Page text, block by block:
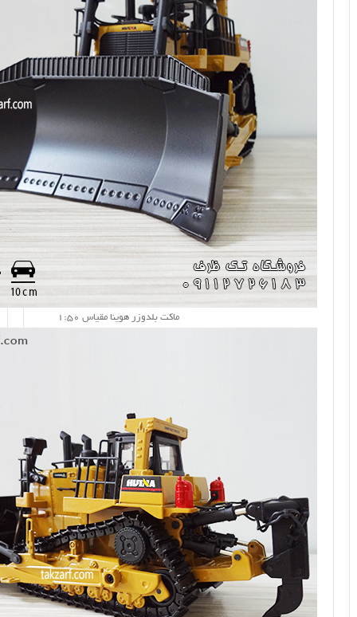
ماکت بلدوزر هوینا مقیاس 1:50